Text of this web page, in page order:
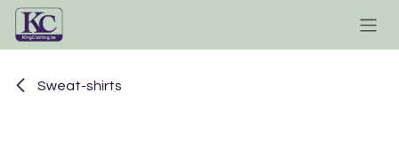
Se rendre au contenu
Sweat-shirts